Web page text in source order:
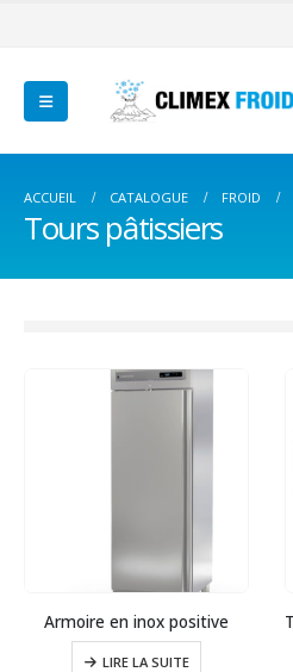
ACCUEIL CATALOGUE FROID
Tours pâtissiers
Armoire en inox positive
LIRE LA SUITE